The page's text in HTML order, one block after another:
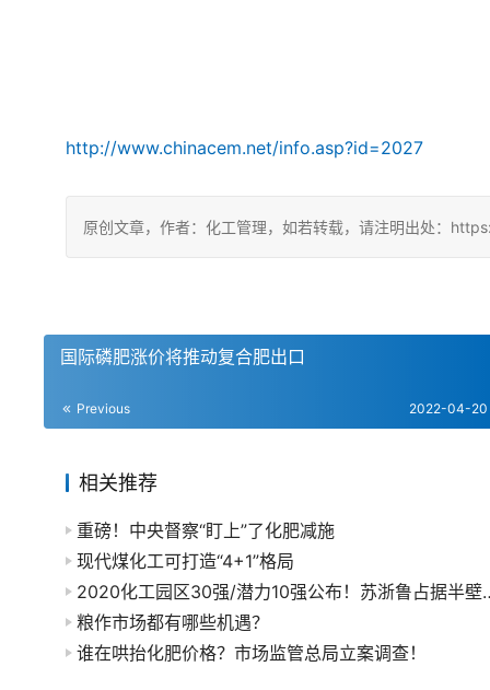
http://www.chinacem.net/info.asp?id=2027
原创文章，作者：化工管理，如若转载，请注明出处：
国际磷肥涨价将推动复合肥出口
Previous 2022-04-20
相关推荐
重磅！中央督察“盯上”了化肥减施
现代煤化工可打造“4+1”格局
2020化工园区
粮作市场都有哪些机遇？
谁在哄抬化肥价格？市场监管总局立案调查！